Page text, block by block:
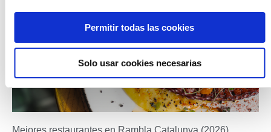
Permitir todas las cookies
Solo usar cookies necesarias